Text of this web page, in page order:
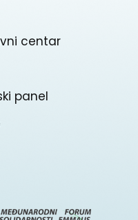
centar
panel